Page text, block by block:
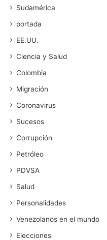
Sudamérica
portada
EE.UU.
Ciencia y Salud
Colombia
Migración
Coronavirus
Sucesos
Corrupción
Petróleo
PDVSA
Salud
Personalidades
Venezolanos en el mundo
Elecciones